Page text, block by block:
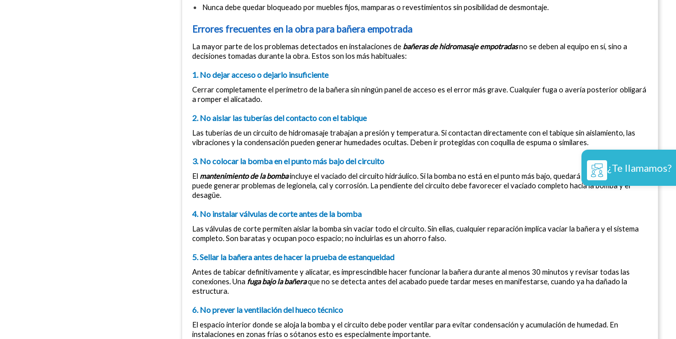
Nunca debe quedar bloqueado por muebles fijos, mamparas o revestimientos sin posibilidad de desmontaje.
Errores frecuentes en la obra para bañera empotrada
La mayor parte de los problemas detectados en instalaciones de bañeras de hidromasaje empotradas no se deben al equipo en sí, sino a
decisiones tomadas durante la obra. Estos son los más habituales:
1. No dejar acceso o dejarlo insuficiente
Cerrar completamente el perímetro de la bañera sin ningún panel de acceso es el error más grave. Cualquier fuga o avería posterior obligará
a romper el alicatado.
2. No aislar las tuberías del contacto con el tabique
Las tuberías de un circuito de hidromasaje trabajan a presión y temperatura. Si contactan directamente con el tabique sin aislamiento, las
vibraciones y la condensación pueden generar humedades ocultas. Deben ir protegidas con coquilla de espuma o similares.
3. No colocar la bomba en el punto más bajo del circuito
El mantenimiento de la bomba incluye el vaciado del circuito hidráulico. Si la bomba no está en el punto más bajo, quedará agua retenida que
puede generar problemas de legionela, cal y corrosión. La pendiente del circuito debe favorecer el vaciado completo hacia la bomba y el
desagüe.
4. No instalar válvulas de corte antes de la bomba
Las válvulas de corte permiten aislar la bomba sin vaciar todo el circuito. Sin ellas, cualquier reparación implica vaciar la bañera y el sistema
completo. Son baratas y ocupan poco espacio; no incluirlas es un ahorro falso.
5. Sellar la bañera antes de hacer la prueba de estanqueidad
Antes de tabicar definitivamente y alicatar, es imprescindible hacer funcionar la bañera durante al menos 30 minutos y revisar todas las
conexiones. Una fuga bajo la bañera que no se detecta antes del acabado puede tardar meses en manifestarse, cuando ya ha dañado la
estructura.
6. No prever la ventilación del hueco técnico
El espacio interior donde se aloja la bomba y el circuito debe poder ventilar para evitar condensación y acumulación de humedad. En
instalaciones en zonas frías o sótanos esto es especialmente importante.
¿Te llamamos?